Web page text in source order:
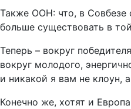
Также ООН: что, в Совбезе
больше существовать в
Теперь – вокруг
вокруг молодого,
и никакой я вам не клоун,
Конечно же, хотят и